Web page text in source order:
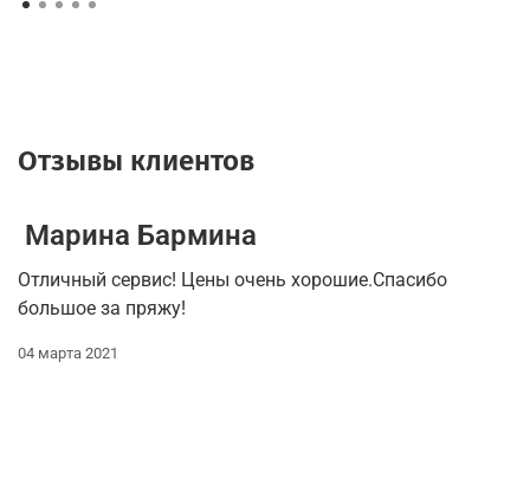
Отзывы клиентов
Марина Бармина
Отличный сервис! Цены очень хорошие.Спасибо
большое за пряжу!
04 марта 2021